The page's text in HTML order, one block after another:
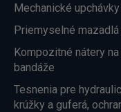
Mechanické upchávky
Priemyselné
Kompozitné nátery
bandáže
Tesnenia pre
krúžky a guferá,